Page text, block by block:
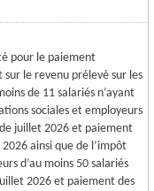
pour le paiement
le revenu prélevé sur les
de 11 salariés n’ayant
sociales et employeurs
de juillet 2026 et paiement
ainsi que de l’impôt
d’au moins 50 salariés
2026 et paiement des